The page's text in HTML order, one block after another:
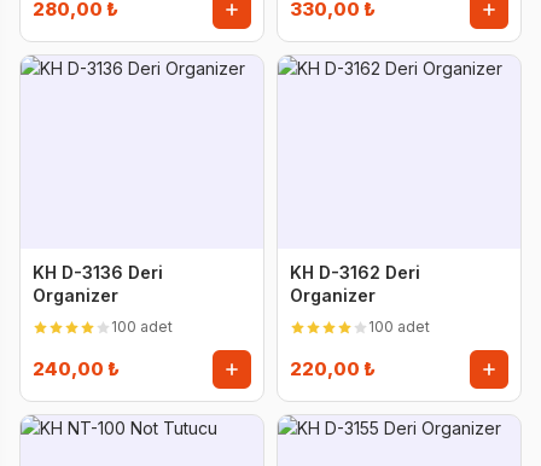
280,00 ₺ 330,00 ₺
KH D-3136 Deri
Organizer
100 adet
240,00 ₺
KH D-3162 Deri
Organizer
100 adet
220,00 ₺